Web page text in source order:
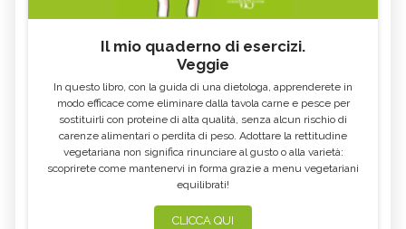
Il mio quaderno di esercizi.
Veggie
In questo libro, con la guida di una dietologa, apprenderete in
modo efficace come eliminare dalla tavola carne e pesce per
sostituirli con proteine di alta qualità, senza alcun rischio di
carenze alimentari o perdita di peso. Adottare la rettitudine
vegetariana non significa rinunciare al gusto o alla varietà:
scoprirete come mantenervi in forma grazie a menu vegetariani
equilibrati!
CLICCA QUI